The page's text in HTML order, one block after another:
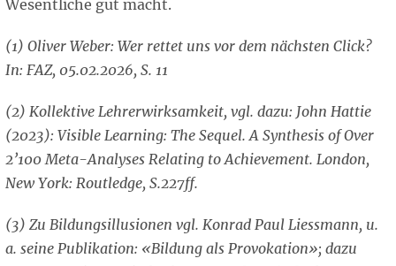
Wesentliche gut macht.
(1) Oliver Weber: Wer rettet uns vor dem nächsten Click?
In: FAZ, 05.02.2026, S. 11
(2) Kollektive Lehrerwirksamkeit, vgl. dazu: John Hattie
(2023): Visible Learning: The Sequel. A Synthesis of Over
2’100 Meta-Analyses Relating to Achievement. London,
New York: Routledge, S.227ff.
(3) Zu Bildungsillusionen vgl. Konrad Paul Liessmann, u.
a. seine Publikation: «Bildung als Provokation»; dazu